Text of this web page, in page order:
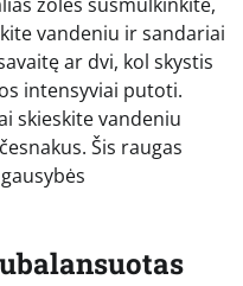
žoles susmulkinkite,
vandeniu ir sandariai
ar dvi, kol skystis
intensyviai putoti.
skieskite vandeniu
Šis raugas